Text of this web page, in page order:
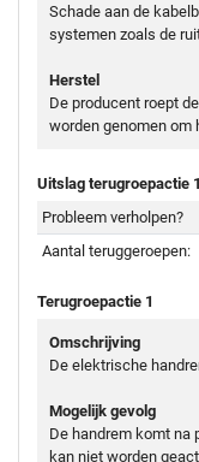
Schade aan de
systemen zoals de
Herstel
De producent roept
worden genomen om
Uitslag terugroepactie 1
Probleem verholpen?
Aantal teruggeroepen:
Terugroepactie 1
Omschrijving
De elektrische
Mogelijk gevolg
De handrem komt na
kan niet worden